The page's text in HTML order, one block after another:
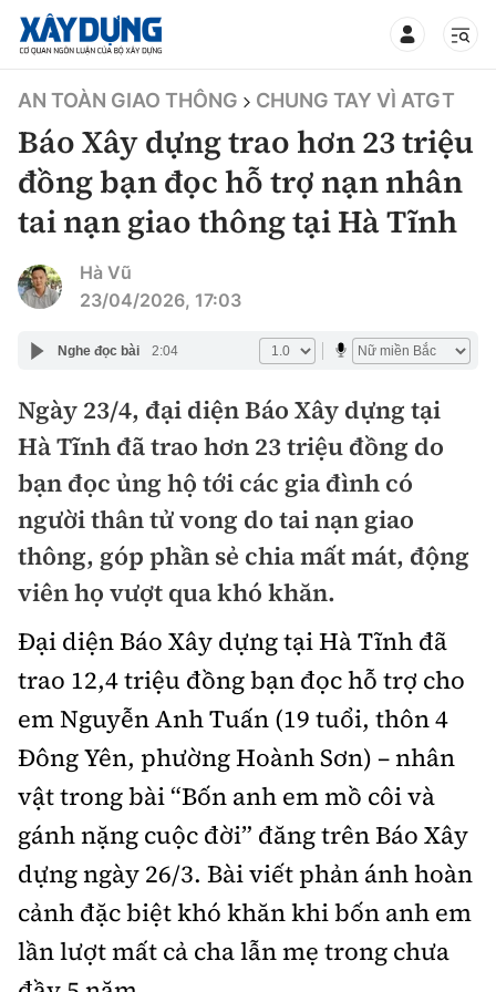
TIN BỘ XÂY DỰNG
CHUYÊN MỤC
Mới nhất
Thời sự
Chính trị
Xã hội
Chuyện dọc đường
Cải chính
Xây dựng
Chỉ đạo điều hành
Quy hoạch kiến trúc
Vật liệu xây dựng
Giám định chất lượng
Quản lý đô thị
Giao thông
Quản lý
Đường bộ
Hàng không
Đường sắt
Đăng kiểm
Đường sắt tốc độ cao
Đường thủy
Hàng hải
Đường sắt đô thị
Kinh tế
Thị trường
Tài chính
Chứng khoán
Bảo hiểm
Doanh nghiệp
Pháp luật
An ninh hình sự
Điều tra
Pháp đình
Hỏi - Đáp
An toàn giao thông
Giao thông 24h
ATGT địa phương
Văn hóa giao thông
Lái xe an toàn
Chung tay vì ATGT
Chất lượng sống
Giáo dục
Y tế
Đời sống
Lao động - Công đoàn
Văn hóa - Giải Trí
Văn hóa
Showbiz
Điện ảnh
Thể thao
Bóng đá
Bình luận
Công nghệ
AN TOÀN GIAO THÔNG CHUNG TAY VÌ ATGT
Báo Xây dựng trao hơn 23 triệu
đồng bạn đọc hỗ trợ nạn nhân
tai nạn giao thông tại Hà Tĩnh
Hà Vũ
23/04/2026, 17:03
Nghe đọc bài 2:04
Ngày 23/4, đại diện Báo Xây dựng tại
Hà Tĩnh đã trao hơn 23 triệu đồng do
bạn đọc ủng hộ tới các gia đình có
người thân tử vong do tai nạn giao
thông, góp phần sẻ chia mất mát, động
viên họ vượt qua khó khăn.
Đại diện Báo Xây dựng tại Hà Tĩnh đã
trao 12,4 triệu đồng bạn đọc hỗ trợ cho
em Nguyễn Anh Tuấn (19 tuổi, thôn 4
Đông Yên, phường Hoành Sơn) – nhân
vật trong bài “Bốn anh em mồ côi và
gánh nặng cuộc đời” đăng trên Báo Xây
dựng ngày 26/3. Bài viết phản ánh hoàn
cảnh đặc biệt khó khăn khi bốn anh em
lần lượt mất cả cha lẫn mẹ trong chưa